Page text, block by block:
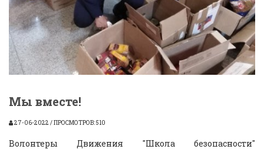
Мы вместе!
27-06-2022 / ПРОСМОТРОВ: 510
Волонтеры Движения "Школа безопасности"